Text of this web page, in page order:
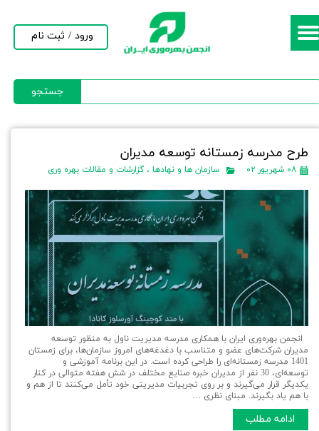
جستجو
ورود / ثبت نام
حساب کاربری من
خروج از حساب کاربری
طرح مدرسه زمستانه توسعه مدیران
۰۸ شهریور ۰۲ سازمان ها و نهادها ،گزارشات و مقالات بهره وری
انجمن بهره‌وری ایران با همکاری مدرسه مدیریت ناول به منظور توسعه
مدیران شرکت‌های عضو و متناسب با دغدغه‌های امروز سازمان‌ها، برای زمستان
1401 مدرسه زمستانه‌ای را طراحی کرده است. در این برنامه آموزشی و
توسعه‌ای، 30 نفر از مدیران خبره صنایع مختلف در شش هفته متوالی در کنار
یکدیگر قرار می‌گیرند و بر روی تجربیات مدیریتی خود تأمل می‌کنند تا از هم و
با هم یاد بگیرند. مبنای نظری …
ادامه مطلب